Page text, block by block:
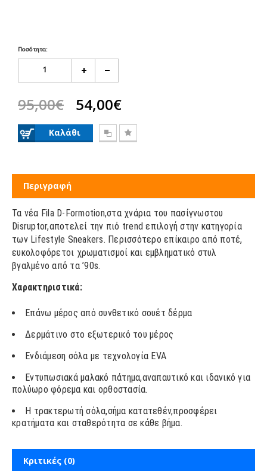
Ποσότητα:
95,00€ 54,00€
Περιγραφή
Τα νέα Fila D-Formotion,στα χνάρια του πασίγνωστου
Disruptor,αποτελεί την πιό trend επιλογή στην κατηγορία
των Lifestyle Sneakers. Περισσότερο επίκαιρο από ποτέ,
ευκολοφόρετοι χρωματισμοί και εμβληματικό στυλ
βγαλμένο από τα ’90s.
Χαρακτηριστικά:
Επάνω μέρος από συνθετικό σουέτ δέρμα
Δερμάτινο στο εξωτερικό του μέρος
Ενδιάμεση σόλα με τεχνολογία EVA
Εντυπωσιακά μαλακό πάτημα,αναπαυτικό και ιδανικό για
πολύωρο φόρεμα και ορθοστασία.
Η τρακτερωτή σόλα,σήμα κατατεθέν,προσφέρει
κρατήματα και σταθερότητα σε κάθε βήμα.
Κριτικές (0)